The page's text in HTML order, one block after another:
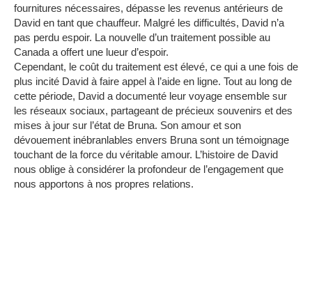
fournitures nécessaires, dépasse les revenus antérieurs de
David en tant que chauffeur. Malgré les difficultés, David n’a
pas perdu espoir. La nouvelle d’un traitement possible au
Canada a offert une lueur d’espoir.
Cependant, le coût du traitement est élevé, ce qui a une fois de
plus incité David à faire appel à l’aide en ligne. Tout au long de
cette période, David a documenté leur voyage ensemble sur
les réseaux sociaux, partageant de précieux souvenirs et des
mises à jour sur l’état de Bruna. Son amour et son
dévouement inébranlables envers Bruna sont un témoignage
touchant de la force du véritable amour. L’histoire de David
nous oblige à considérer la profondeur de l’engagement que
nous apportons à nos propres relations.